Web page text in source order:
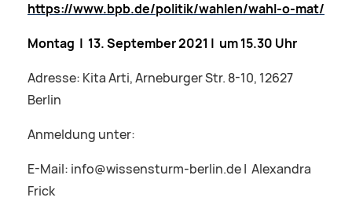
https://www.bpb.de/politik/wahlen/wahl-o-mat/
Montag | 13. September 2021 | um 15.30 Uhr
Adresse: Kita Arti, Arneburger Str. 8-10, 12627
Berlin
Anmeldung unter:
E-Mail: info@wissensturm-berlin.de | Alexandra
Frick